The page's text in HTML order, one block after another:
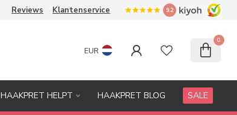
Reviews Klantenservice 9.2
EUR
0
HAAKPRET HELPT HAAKPRET BLOG SALE